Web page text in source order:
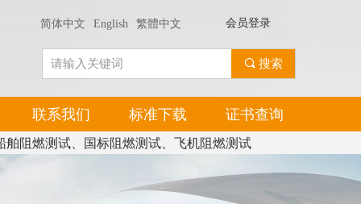
简体中文 English 繁體中文 会员登录
끠 搜索
联系我们 标准下载 证书查询
阻燃测试、国标阻燃测试、飞机阻燃测试